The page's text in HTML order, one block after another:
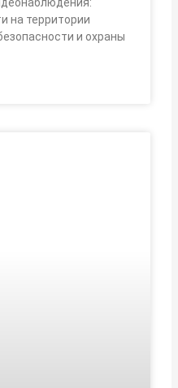
на территории
и охраны